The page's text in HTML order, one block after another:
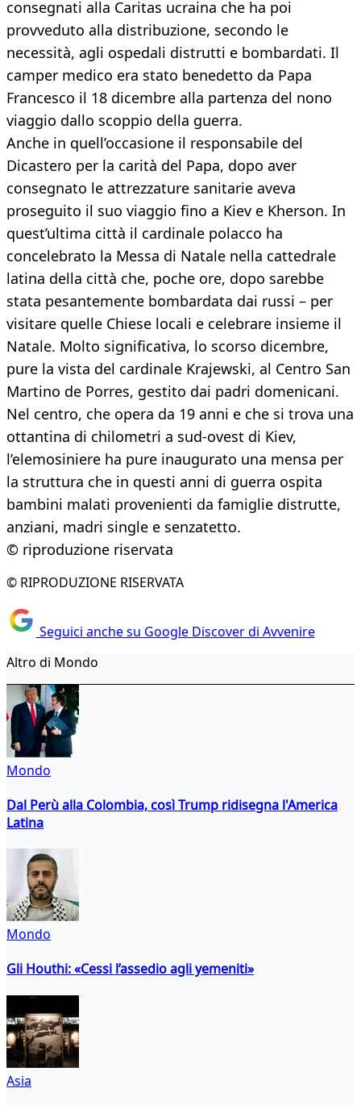
consegnati alla Caritas ucraina che ha poi
provveduto alla distribuzione, secondo le
necessità, agli ospedali distrutti e bombardati. Il
camper medico era stato benedetto da Papa
Francesco il 18 dicembre alla partenza del nono
viaggio dallo scoppio della guerra.
Anche in quell’occasione il responsabile del
Dicastero per la carità del Papa, dopo aver
consegnato le attrezzature sanitarie aveva
proseguito il suo viaggio fino a Kiev e Kherson. In
quest’ultima città il cardinale polacco ha
concelebrato la Messa di Natale nella cattedrale
latina della città che, poche ore, dopo sarebbe
stata pesantemente bombardata dai russi – per
visitare quelle Chiese locali e celebrare insieme il
Natale. Molto significativa, lo scorso dicembre,
pure la vista del cardinale Krajewski, al Centro San
Martino de Porres, gestito dai padri domenicani.
Nel centro, che opera da 19 anni e che si trova una
ottantina di chilometri a sud-ovest di Kiev,
l’elemosiniere ha pure inaugurato una mensa per
la struttura che in questi anni di guerra ospita
bambini malati provenienti da famiglie distrutte,
anziani, madri single e senzatetto.
© riproduzione riservata
© RIPRODUZIONE RISERVATA
Seguici anche su Google Discover di Avvenire
Altro di Mondo
Mondo
Dal Perù alla Colombia, così Trump ridisegna l'America
Latina
Mondo
Gli Houthi: «Cessi l’assedio agli yemeniti»
Asia